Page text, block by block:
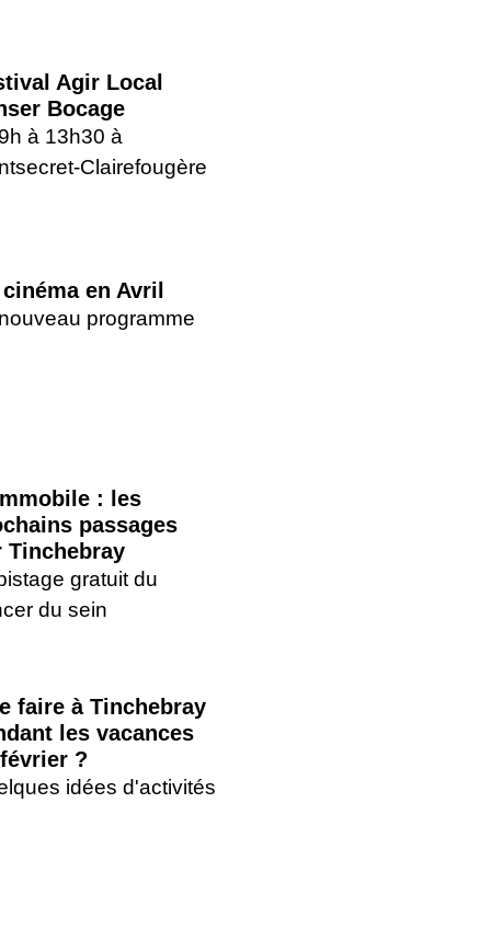
Agir Local
Bocage
à 13h30 à
Clairefougère
en Avril
programme
: les
passages
Tinchebray
gratuit du
du sein
faire à Tinchebray
les vacances
?
idées d'activités